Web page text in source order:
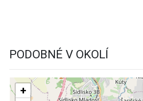
PODOBNÉ V OKOLÍ
+